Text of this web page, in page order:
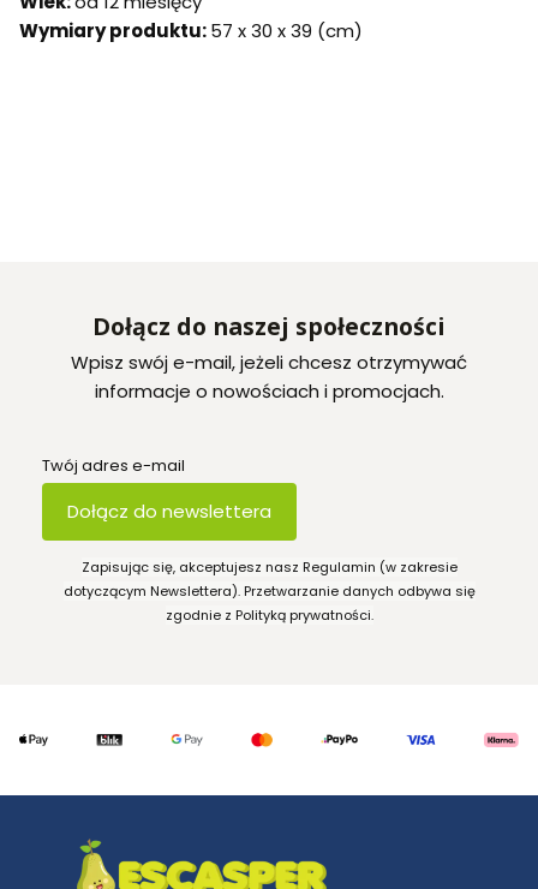
Wymiary produktu:57 x 30 x 39 (cm)
Dołącz do naszej społeczności
Wpisz swój e-mail, jeżeli chcesz otrzymywać
informacje o nowościach i promocjach.
Twój adres e-mail
Dołącz do newslettera
Zapisując się, akceptujesz nasz Regulamin (w zakresie
dotyczącym Newslettera). Przetwarzanie danych odbywa się
zgodnie z Polityką prywatności.